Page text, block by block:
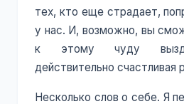
тех, кто еще страдает,
у нас. И, возможно, вы
к этому чуду
действительно счастливая
Несколько слов о себе. Я